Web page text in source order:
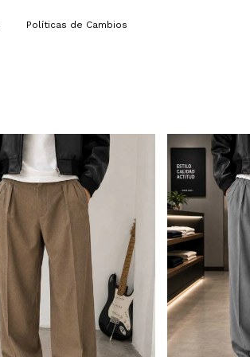
Políticas de Cambios